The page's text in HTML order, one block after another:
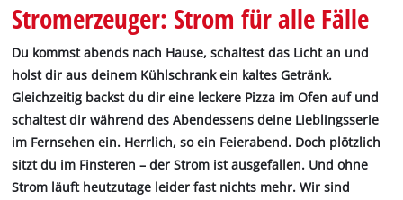
Stromerzeuger: Strom für alle Fälle
Du kommst abends nach Hause, schaltest das Licht an und
holst dir aus deinem Kühlschrank ein kaltes Getränk.
Gleichzeitig backst du dir eine leckere Pizza im Ofen auf und
schaltest dir während des Abendessens deine Lieblingsserie
im Fernsehen ein. Herrlich, so ein Feierabend. Doch plötzlich
sitzt du im Finsteren – der Strom ist ausgefallen. Und ohne
Strom läuft heutzutage leider fast nichts mehr. Wir sind